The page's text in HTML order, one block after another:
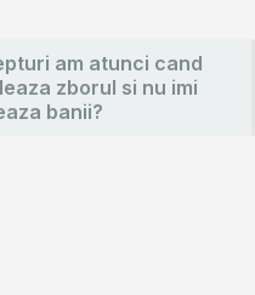
am atunci cand
zborul si nu imi
banii?